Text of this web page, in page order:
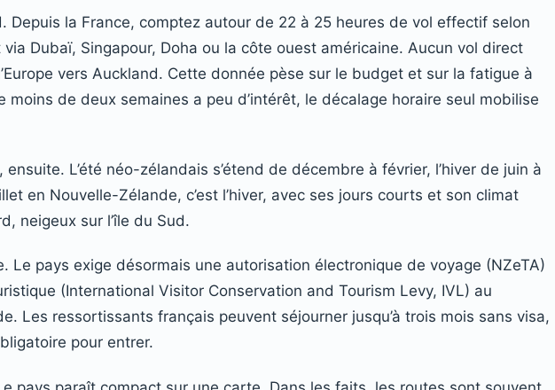
Depuis la France, comptez autour de 22 à 25 heures de vol effectif selon
via Dubaï, Singapour, Doha ou la côte ouest américaine. Aucun vol direct
vers Auckland. Cette donnée pèse sur le budget et sur la fatigue à
moins de deux semaines a peu d’intérêt, le décalage horaire seul mobilise
L’été néo-zélandais s’étend de décembre à février, l’hiver de juin à
en Nouvelle-Zélande, c’est l’hiver, avec ses jours courts et son climat
neigeux sur l’île du Sud.
Le pays exige désormais une autorisation électronique de voyage (NZeTA)
(International Visitor Conservation and Tourism Levy, IVL) au
Les ressortissants français peuvent séjourner jusqu’à trois mois sans visa,
pour entrer.